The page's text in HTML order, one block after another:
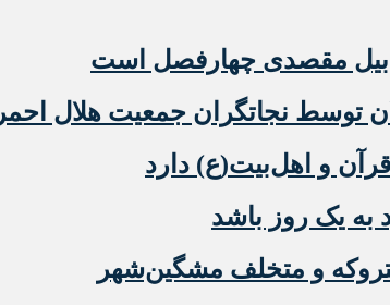
مقصدی چهارفصل است
توسط نجاتگران جمعیت هلال احمر
و اهل‌بیت(ع) دارد
به یک روز باشد